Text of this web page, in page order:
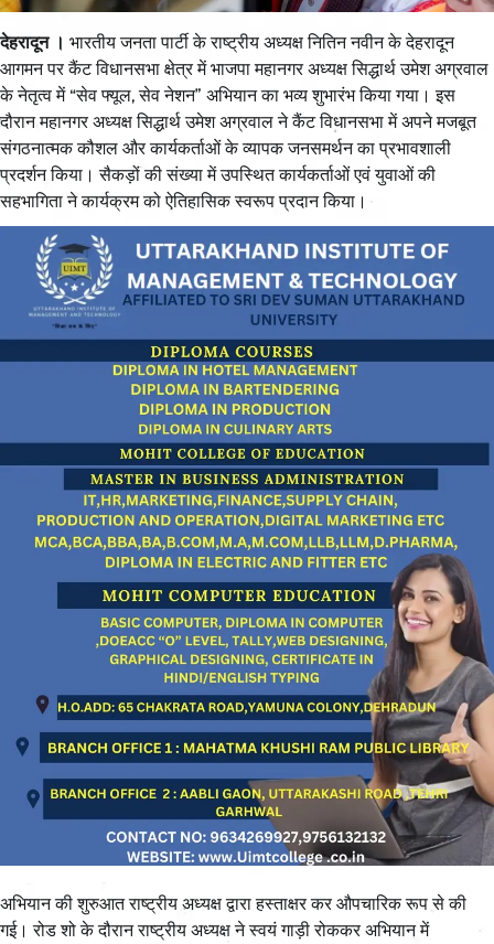
देहरादून । भारतीय जनता पार्टी के राष्ट्रीय अध्यक्ष नितिन नवीन के देहरादून
आगमन पर कैंट विधानसभा क्षेत्र में भाजपा महानगर अध्यक्ष सिद्धार्थ उमेश अग्रवाल
के नेतृत्व में “सेव फ्यूल, सेव नेशन” अभियान का भव्य शुभारंभ किया गया। इस
दौरान महानगर अध्यक्ष सिद्धार्थ उमेश अग्रवाल ने कैंट विधानसभा में अपने मजबूत
संगठनात्मक कौशल और कार्यकर्ताओं के व्यापक जनसमर्थन का प्रभावशाली
प्रदर्शन किया। सैकड़ों की संख्या में उपस्थित कार्यकर्ताओं एवं युवाओं की
सहभागिता ने कार्यक्रम को ऐतिहासिक स्वरूप प्रदान किया।
अभियान की शुरुआत राष्ट्रीय अध्यक्ष द्वारा हस्ताक्षर कर औपचारिक रूप से की
गई। रोड शो के दौरान राष्ट्रीय अध्यक्ष ने स्वयं गाड़ी रोककर अभियान में